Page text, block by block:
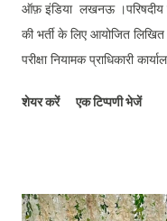
ऑफ़ इंडिया लखनऊ ।परिषदीय
की भर्ती के लिए आयोजित लिखित
परीक्षा नियामक प्राधिकारी
साहित्य के तीन प्रश्नों पर
ओबीसी 84868, एससी
शेयर करें एक टिप्पणी भेजें